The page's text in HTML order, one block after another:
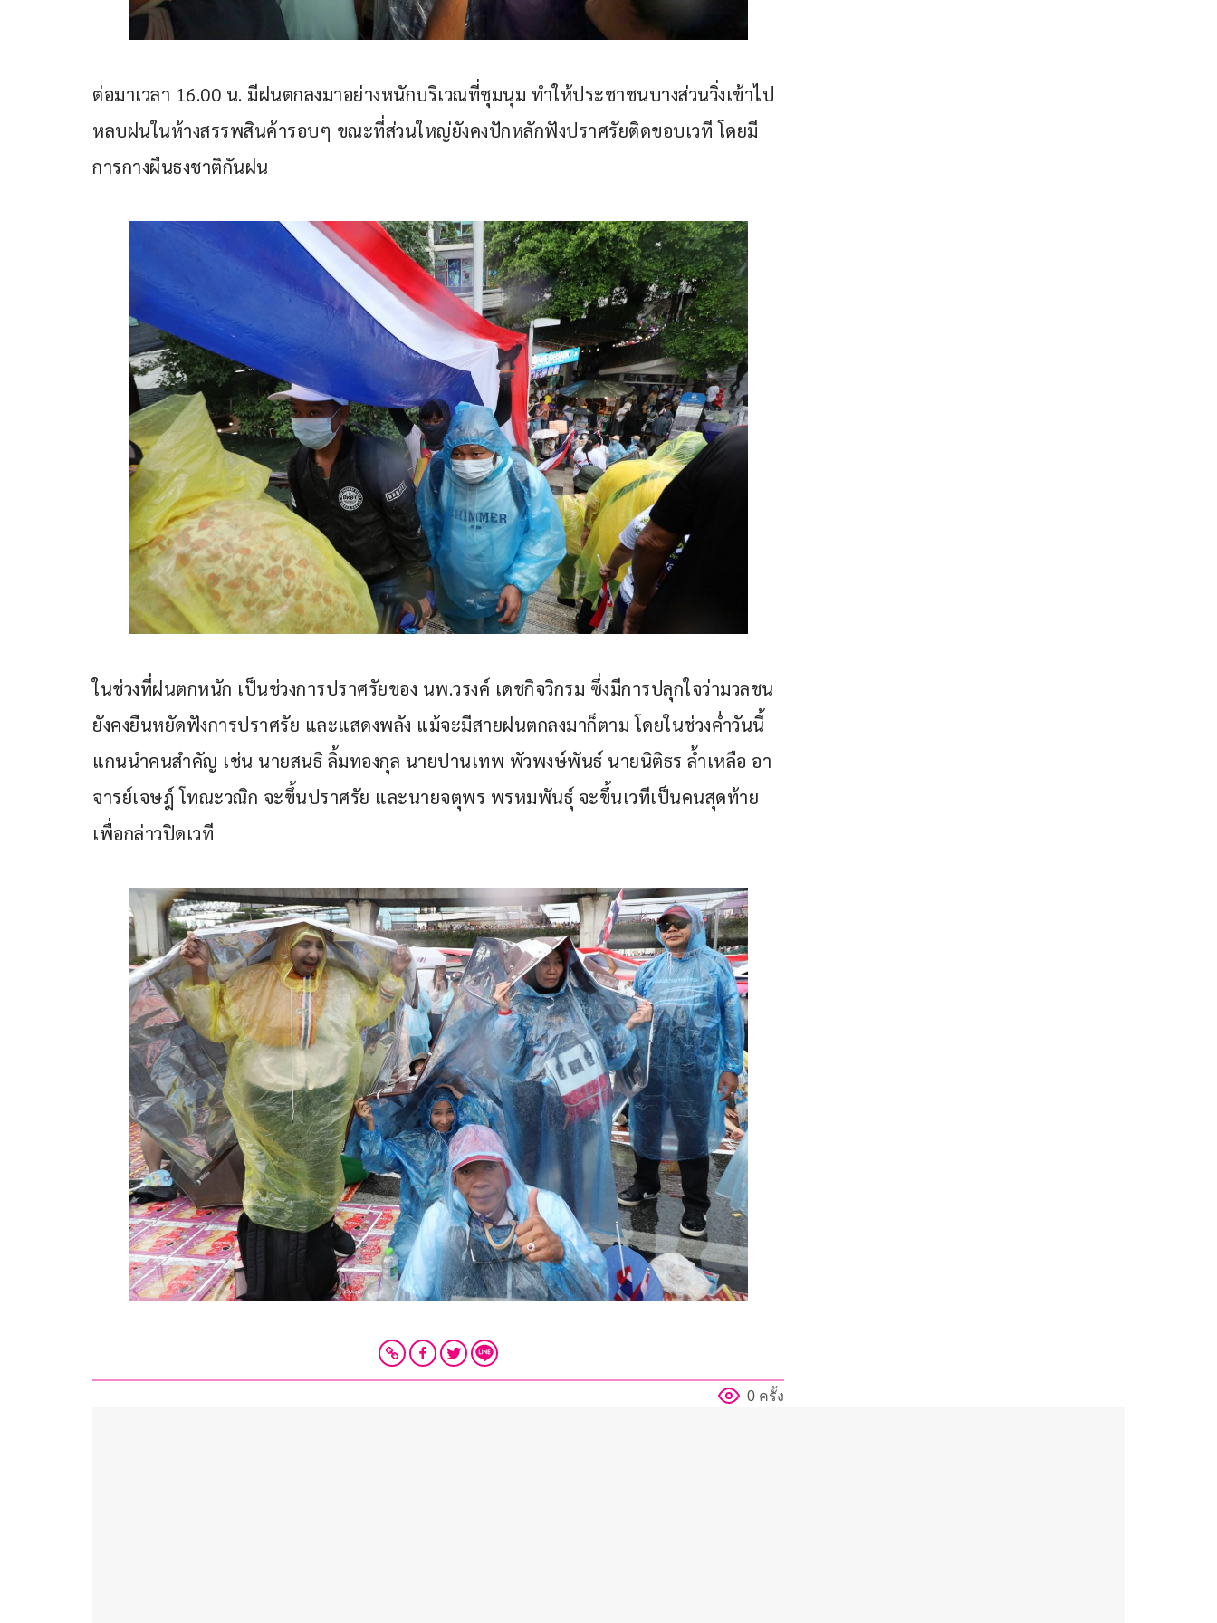
ต่อมาเวลา 16.00 น. มีฝนตกลงมาอย่างหนักบริเวณที่ชุมนุม ทำให้ประชาชนบางส่วนวิ่งเข้าไป
หลบฝนในห้างสรรพสินค้ารอบๆ ขณะที่ส่วนใหญ่ยังคงปักหลักฟังปราศรัยติดขอบเวที โดยมี
การกางผืนธงชาติกันฝน
ในช่วงที่ฝนตกหนัก เป็นช่วงการปราศรัยของ นพ.วรงค์ เดชกิจวิกรม ซึ่งมีการปลุกใจว่ามวลชน
ยังคงยืนหยัดฟังการปราศรัย และแสดงพลัง แม้จะมีสายฝนตกลงมาก็ตาม โดยในช่วงค่ำวันนี้
แกนนำคนสำคัญ เช่น นายสนธิ ลิ้มทองกุล นายปานเทพ พัวพงษ์พันธ์ นายนิติธร ล้ำเหลือ อา
จารย์เจษฎ์ โทณะวณิก จะขึ้นปราศรัย และนายจตุพร พรหมพันธ์ุ จะขึ้นเวทีเป็นคนสุดท้าย
เพื่อกล่าวปิดเวที
0 ครั้ง